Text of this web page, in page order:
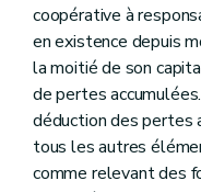
coopérative à
en existence depuis
la moitié de son
de pertes
déduction des pertes
tous les autres
comme relevant des